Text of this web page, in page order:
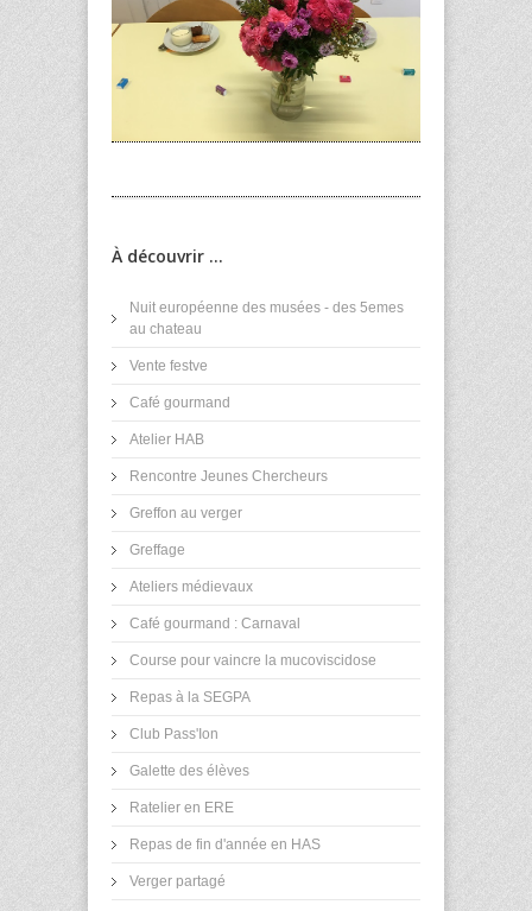
À découvrir ...
Nuit européenne des musées - des 5emes
au chateau
Vente festve
Café gourmand
Atelier HAB
Rencontre Jeunes Chercheurs
Greffon au verger
Greffage
Ateliers médievaux
Café gourmand : Carnaval
Course pour vaincre la mucoviscidose
Repas à la SEGPA
Club Pass'Ion
Galette des élèves
Ratelier en ERE
Repas de fin d'année en HAS
Verger partagé